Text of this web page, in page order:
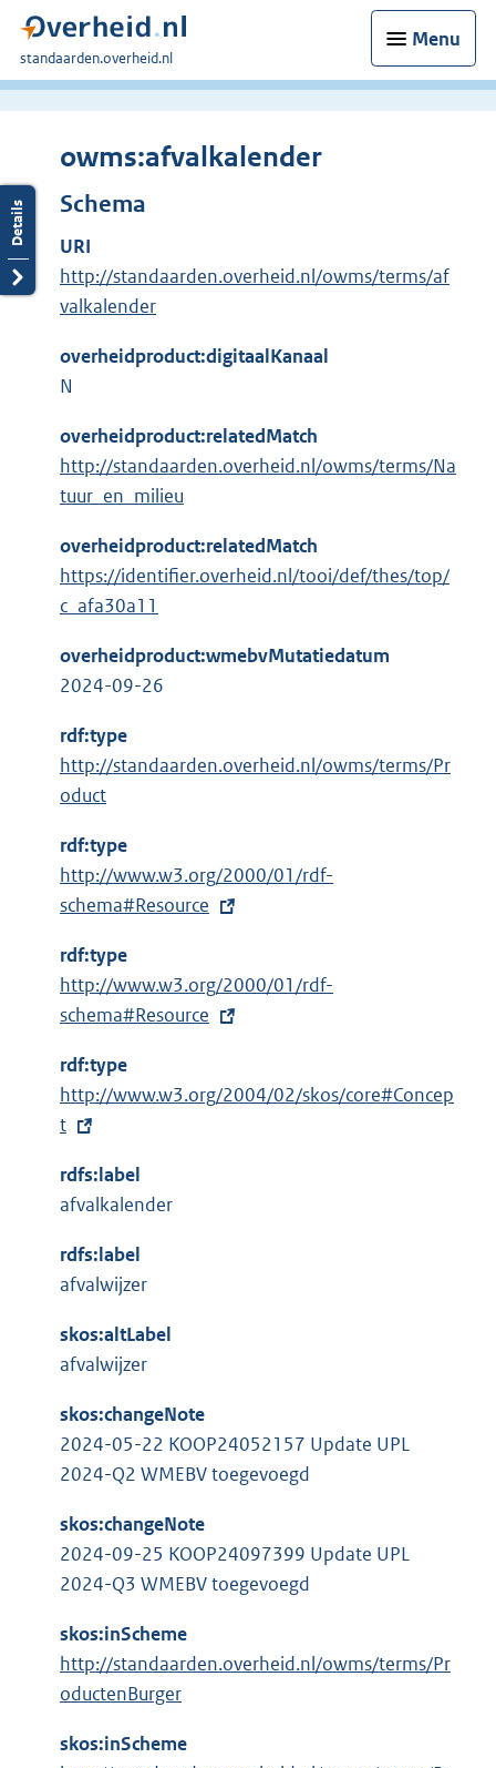
Menu
U
bent
standaarden.overheid.nl
owms:afvalkalender
Schema
URI
http://standaarden.overheid.nl/owms/terms/af
valkalender
overheidproduct:digitaalKanaal
N
overheidproduct:relatedMatch
http://standaarden.overheid.nl/owms/terms/Na
tuur_en_milieu
overheidproduct:relatedMatch
https://identifier.overheid.nl/tooi/def/thes/top/
c_afa30a11
overheidproduct:wmebvMutatiedatum
2024-09-26
rdf:type
http://standaarden.overheid.nl/owms/terms/Pr
oduct
rdf:type
E
x
e
r
n
l
i
k
:
http://www.w3.org/2000/01/rdf-
schema#Resource
rdf:type
E
x
e
r
n
n
k
http://www.w3.org/2000/01/rdf-
schema#Resource
rdf:type
E
x
e
r
i
n
:
http://www.w3.org/2004/02/skos/core#Concep
t
rdfs:label
afvalkalender
rdfs:label
afvalwijzer
skos:altLabel
afvalwijzer
skos:changeNote
2024-05-22 KOOP24052157 Update UPL
2024-Q2 WMEBV toegevoegd
skos:changeNote
2024-09-25 KOOP24097399 Update UPL
2024-Q3 WMEBV toegevoegd
skos:inScheme
http://standaarden.overheid.nl/owms/terms/Pr
oductenBurger
skos:inScheme